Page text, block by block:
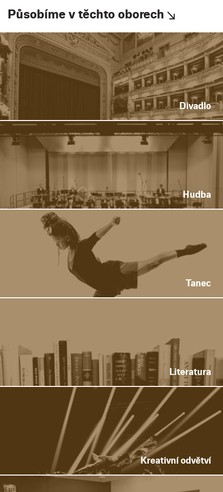
Působíme v těchto oborech
Divadlo
Hudba
Tanec
Literatura
Kreativní odvětví